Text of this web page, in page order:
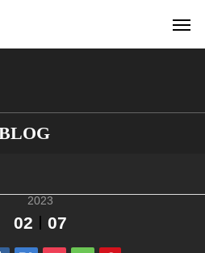
2023
02 07